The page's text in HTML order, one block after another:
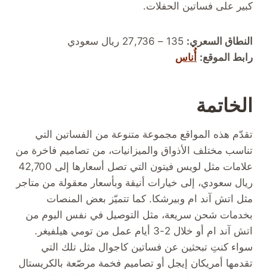
كبير على فساتين الحفلات.
النطاق السعري:
رابط الموقع: أُناس
الخاتمة
تقدّم هذه المواقع مجموعة متنوعة من الفساتين التي
تناسب مختلف الأذواق والميزانيات، من تصاميم فاخرة من
علامات مثل لويس فيتون التي تصل أسعارها إلى 42,700
ريال سعودي، إلى خيارات أنيقة وبأسعار معقولة من متاجر
مثل اتش آند ام وبيرشكا. كما تتميّز بعض المنصات
بخدمات شحن سريعة، مثل التوصيل في نفس اليوم من
اتش آند ام أو خلال 2-3 أيام عمل من تومي هيلفيغر.
سواء كنتِ تبحثين عن فساتين كاجوال مثل تلك التي
تقدمها أمريكان إيجل أو تصاميم فخمة مرصّعة بالكريستال